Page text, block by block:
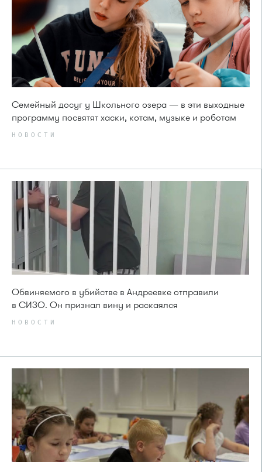
Семейный досуг у Школьного озера — в эти выходные
программу посвятят хаски, котам, музыке и роботам
НОВОСТИ
Обвиняемого в убийстве в Андреевке отправили
в СИЗО. Он признал вину и раскаялся
НОВОСТИ